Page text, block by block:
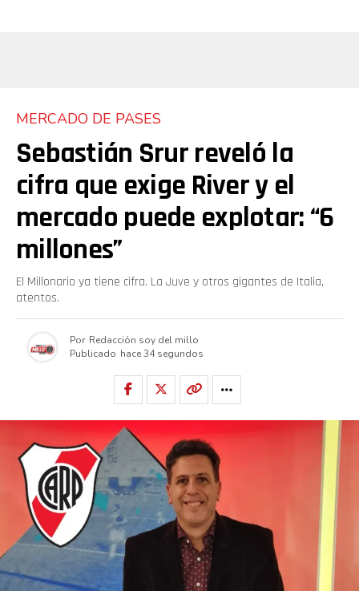
MERCADO DE PASES
Sebastián Srur reveló la
cifra que exige River y el
mercado puede explotar: “6
millones”
El Millonario ya tiene cifra. La Juve y otros gigantes de Italia,
atentos.
Por Redacción soy del millo
Publicado hace 34 segundos